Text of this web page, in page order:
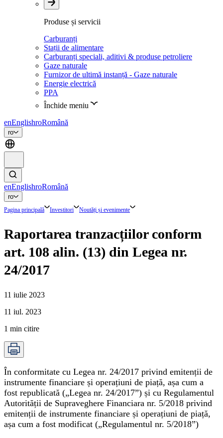
Produse și servicii
Carburanți
Stații de alimentare
Carburanți speciali, aditivi & produse petroliere
Gaze naturale
Furnizor de ultimă instanță - Gaze naturale
Energie electrică
PPA
Închide meniu
enEnglishroRomână
ro
enEnglishroRomână
ro
Pagina principală Investitori Noutăți și evenimente
Raportarea tranzacțiilor conform
art. 108 alin. (13) din Legea nr.
24/2017
11 iulie 2023
11 iul. 2023
1 min citire
În conformitate cu Legea nr. 24/2017 privind emitenții de
instrumente financiare și operațiuni de piață, așa cum a
fost republicată („Legea nr. 24/2017”) și cu Regulamentul
Autorității de Supraveghere Financiara nr. 5/2018 privind
emitenții de instrumente financiare și operațiuni de piață,
așa cum a fost modificat („Regulamentul nr. 5/2018”)